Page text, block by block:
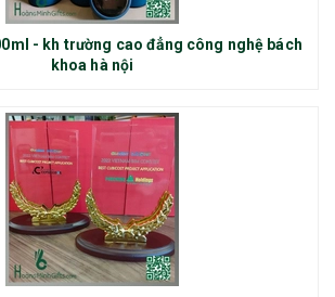
- kh trường cao đẳng công nghệ bách
khoa hà nội